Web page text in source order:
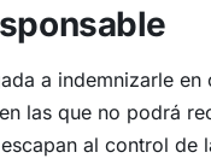
a indemnizarle
las que no podrá
al control de